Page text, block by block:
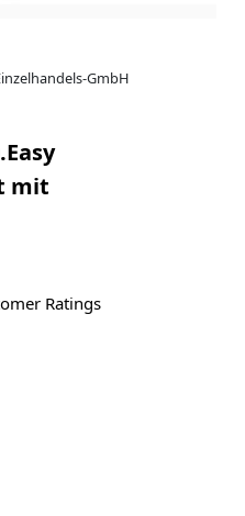
GmbH
mit
Ratings